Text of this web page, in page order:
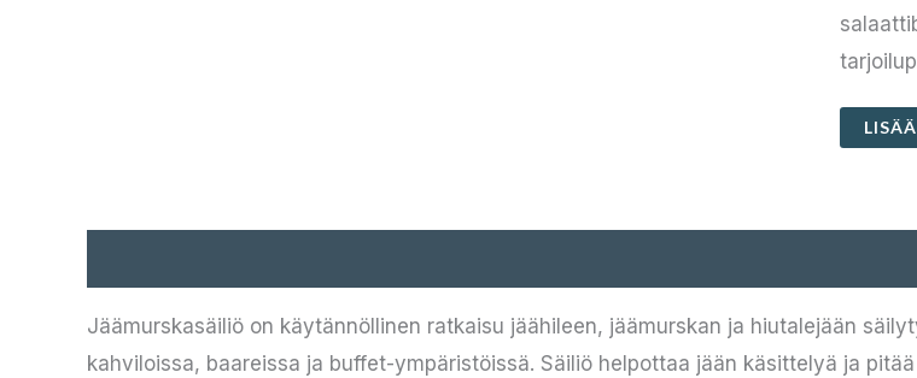
Jäämurskasäiliö on käytännöllinen ratkaisu jäähileen, jäämurskan ja hiutalejään
kahviloissa, baareissa ja buffet-ympäristöissä. Säiliö helpottaa jään käsittelyä ja